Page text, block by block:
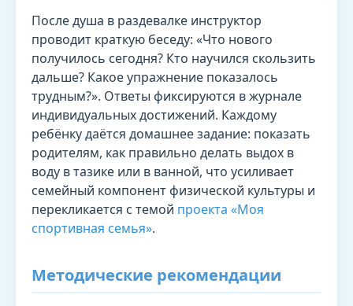
После душа в раздевалке инструктор
проводит краткую беседу: «Что нового
получилось сегодня? Кто научился скользить
дальше? Какое упражнение показалось
трудным?». Ответы фиксируются в журнале
индивидуальных достижений. Каждому
ребёнку даётся домашнее задание: показать
родителям, как правильно делать выдох в
воду в тазике или в ванной, что усиливает
семейный компонент физической культуры и
перекликается с темой проекта «Моя
спортивная семья».
Методические рекомендации